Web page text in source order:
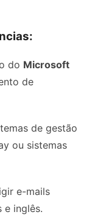
do Microsoft
de
de gestão
ou sistemas
e-mails
e inglês.